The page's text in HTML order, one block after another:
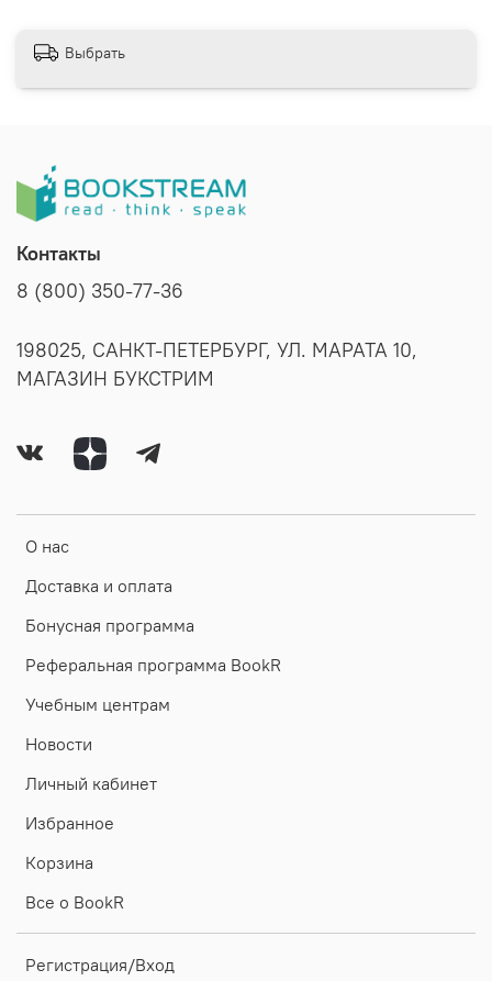
Выбрать
О нас
Доставка и оплата
Бонусная программа
Реферальная программа BookR
Учебным центрам
Новости
Личный кабинет
Избранное
Корзина
Все о BookR
Регистрация/Вход
Контакты
8 (800) 350-77-36
198025, САНКТ-ПЕТЕРБУРГ, УЛ. МАРАТА 10,
МАГАЗИН БУКСТРИМ